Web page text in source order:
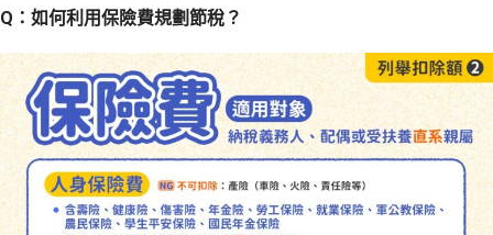
Q：如何利用保險費規劃節稅？